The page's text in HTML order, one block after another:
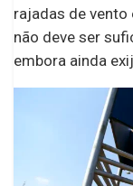
rajadas de vento
não deve ser
embora ainda